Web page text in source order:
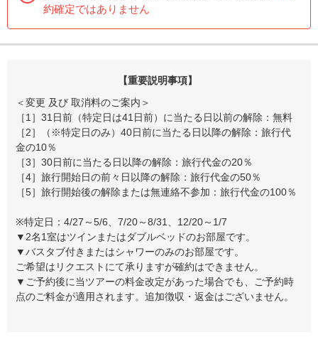
約確定ではありません
【重要説明事項】
＜変更 及び 取消料のご案内＞
［1］31日前（特定日は41日前）に当たる日以前の解除：無料
［2］（※特定日のみ）40日前に当たる日以降の解除：旅行代
金の10％
［3］30日前に当たる日以降の解除：旅行代金の20％
［4］旅行開始日の前々日以降の解除：旅行代金の50％
［5］旅行開始後の解除または無連絡不参加：旅行代金の100％
※特定日：4/27～5/6、7/20～8/31、12/20～1/7
▼2名1室はツインまたはダブルベッドのお部屋です。
▼バスタブ付きまたはシャワーのみのお部屋です。
ご希望はリクエストにて承りますが確約はできません。
▼ご予約後に当ツアーの料金改定があった場合でも、ご予約時
点のご料金が適用されます。追加徴収・返金はございません。